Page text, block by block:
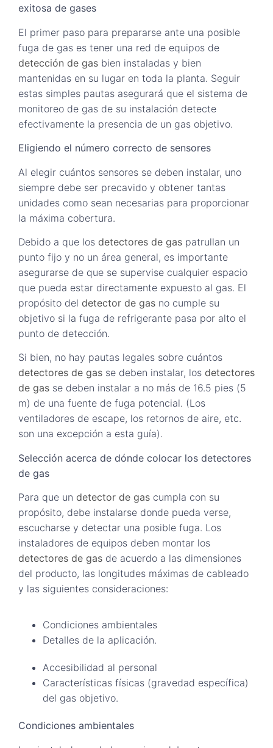
exitosa de gases
El primer paso para prepararse ante una posible
fuga de gas es tener una red de equipos de
detección de gas bien instaladas y bien
mantenidas en su lugar en toda la planta. Seguir
estas simples pautas asegurará que el sistema de
monitoreo de gas de su instalación detecte
efectivamente la presencia de un gas objetivo.
Eligiendo el número correcto de sensores
Al elegir cuántos sensores se deben instalar, uno
siempre debe ser precavido y obtener tantas
unidades como sean necesarias para proporcionar
la máxima cobertura.
Debido a que los detectores de gas patrullan un
punto fijo y no un área general, es importante
asegurarse de que se supervise cualquier espacio
que pueda estar directamente expuesto al gas. El
propósito del detector de gas no cumple su
objetivo si la fuga de refrigerante pasa por alto el
punto de detección.
Si bien, no hay pautas legales sobre cuántos
detectores de gas se deben instalar, los detectores
de gas se deben instalar a no más de 16.5 pies (5
m) de una fuente de fuga potencial. (Los
ventiladores de escape, los retornos de aire, etc.
son una excepción a esta guía).
Selección acerca de dónde colocar los detectores
de gas
Para que un detector de gas cumpla con su
propósito, debe instalarse donde pueda verse,
escucharse y detectar una posible fuga. Los
instaladores de equipos deben montar los
detectores de gas de acuerdo a las dimensiones
del producto, las longitudes máximas de cableado
y las siguientes consideraciones:
Condiciones ambientales
Detalles de la aplicación.
Accesibilidad al personal
Características físicas (gravedad específica)
del gas objetivo.
Condiciones ambientales